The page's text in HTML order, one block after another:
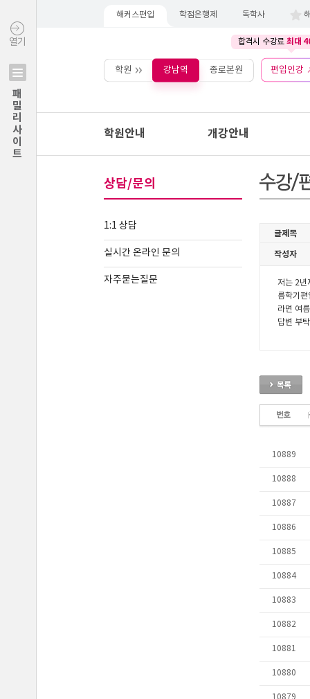
열기
패밀리사이트
해커스편입 학점은행제 독학사
합격시 수강료 최대
학원 강남역 종로본원 편입인강
학원안내 개강안내
상담/문의
1:1 상담
실시간 온라인 문의
자주묻는질문